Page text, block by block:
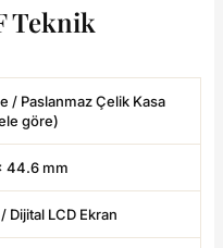
Teknik
/ Paslanmaz Çelik Kasa
göre)
44.6 mm
Dijital LCD Ekran